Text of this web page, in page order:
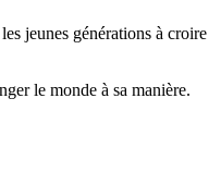
jeunes générations à croire
le monde à sa manière.